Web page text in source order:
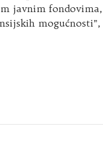
javnim
mogućnosti”,